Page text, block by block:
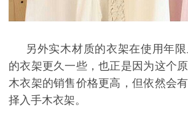
另外实木材质的衣架在使用年
的衣架更久一些，也正是因为这个
木衣架的销售价格更高，但依然会
择入手木衣架。